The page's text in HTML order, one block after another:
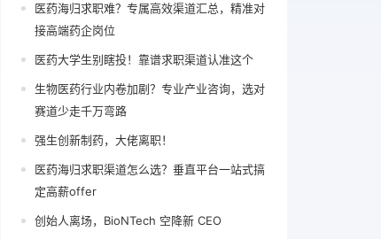
医药海归求职难？专属高效渠道汇总，精准对
接高端药企岗位
医药大学生别瞎投！靠谱求职渠道认准这个
生物医药行业内卷加剧？专业产业咨询，选对
赛道少走千万弯路
强生创新制药，大佬离职！
医药海归求职渠道怎么选？垂直平台一站式搞
定高薪offer
创始人离场，BioNTech 空降新 CEO